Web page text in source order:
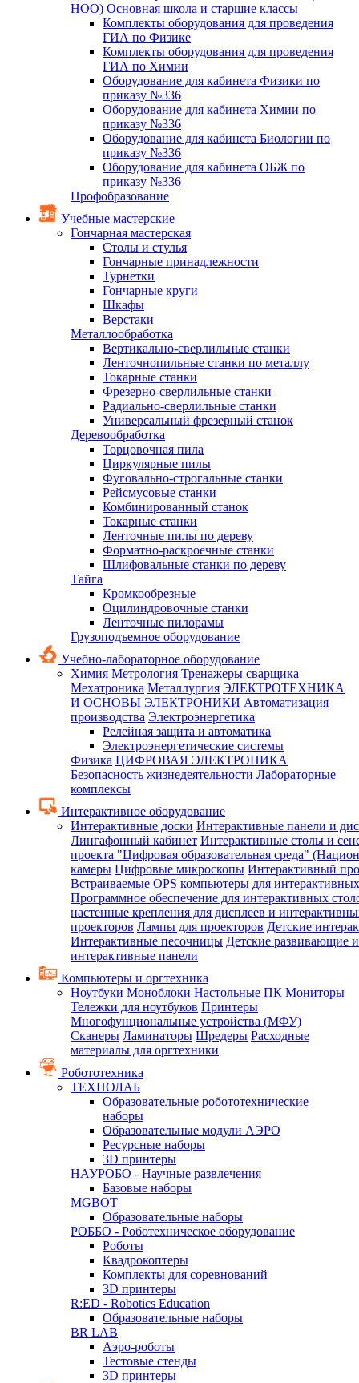
НОО) Основная школа и старшие классы
Комплекты оборудования для проведения
ГИА по Физике
Комплекты оборудования для проведения
ГИА по Химии
Оборудование для кабинета Физики по
приказу №336
Оборудование для кабинета Химии по
приказу №336
Оборудование для кабинета Биологии по
приказу №336
Оборудование для кабинета ОБЖ по
приказу №336
Профобразование
Учебные мастерские
Гончарная мастерская
Столы и стулья
Гончарные принадлежности
Турнетки
Гончарные круги
Шкафы
Верстаки
Металлообработка
Вертикально-сверлильные станки
Ленточнопильные станки по металлу
Токарные станки
Фрезерно-сверлильные станки
Радиально-сверлильные станки
Универсальный фрезерный станок
Деревообработка
Торцовочная пила
Циркулярные пилы
Фуговально-строгальные станки
Рейсмусовые станки
Комбинированный станок
Токарные станки
Ленточные пилы по дереву
Форматно-раскроечные станки
Шлифовальные станки по дереву
Тайга
Кромкообрезные
Оцилиндровочные станки
Ленточные пилорамы
Грузоподъемное оборудование
Учебно-лабораторное оборудование
Химия Метрология Тренажеры сварщика
Мехатроника Металлургия ЭЛЕКТРОТЕХНИКА
И ОСНОВЫ ЭЛЕКТРОНИКИ Автоматизация
производства Электроэнергетика
Релейная защита и автоматика
Электроэнергетические системы
Физика ЦИФРОВАЯ ЭЛЕКТРОНИКА
Безопасность жизнедеятельности Лабораторные
комплексы
Интерактивное оборудование
Интерактивные доски Интерактивные панели и
Лингафонный кабинет Интерактивные столы и
проекта "Цифровая образовательная среда"
камеры Цифровые микроскопы Интерактивный
Встраиваемые OPS компьютеры для
Программное обеспечение для интерактивных
настенные крепления для дисплеев и
проекторов Лампы для проекторов Детские
Интерактивные песочницы Детские развивающие
интерактивные панели
Компьютеры и оргтехника
Ноутбуки Моноблоки Настольные ПК Мониторы
Тележки для ноутбуков Принтеры
Многофунциональные устройства (МФУ)
Сканеры Ламинаторы Шредеры Расходные
материалы для оргтехники
Робототехника
ТЕХНОЛАБ
Образовательные робототехнические
наборы
Образовательные модули АЭРО
Ресурсные наборы
3D принтеры
НАУРОБО - Научные развлечения
Базовые наборы
MGBOT
Образовательные наборы
РОББО - Роботехническое оборудование
Роботы
Квадрокоптеры
Комплекты для соревнований
3D принтеры
R:ED - Robotics Education
Образовательные наборы
BR LAB
Аэро-роботы
Тестовые стенды
3D принтеры